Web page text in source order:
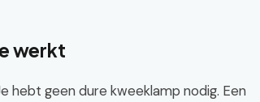
werkt
hebt geen dure kweeklamp nodig. Een